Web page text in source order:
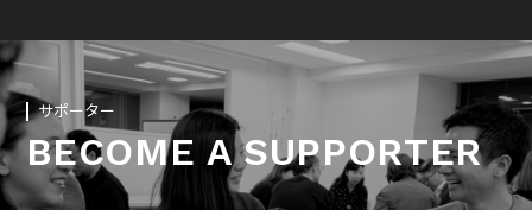
サポーター
BECOME A SUPPORTER